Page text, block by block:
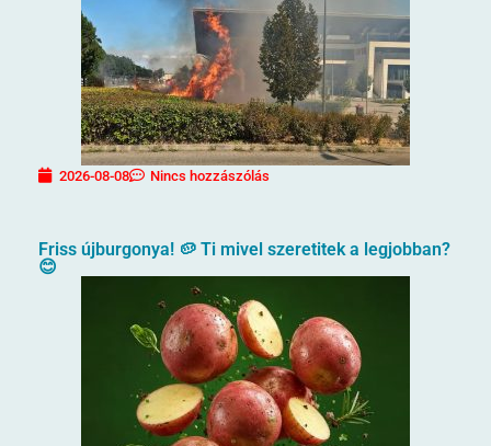
2026-08-08 Nincs hozzászólás
Friss újburgonya! 🥔 Ti mivel szeretitek a legjobban?
😊